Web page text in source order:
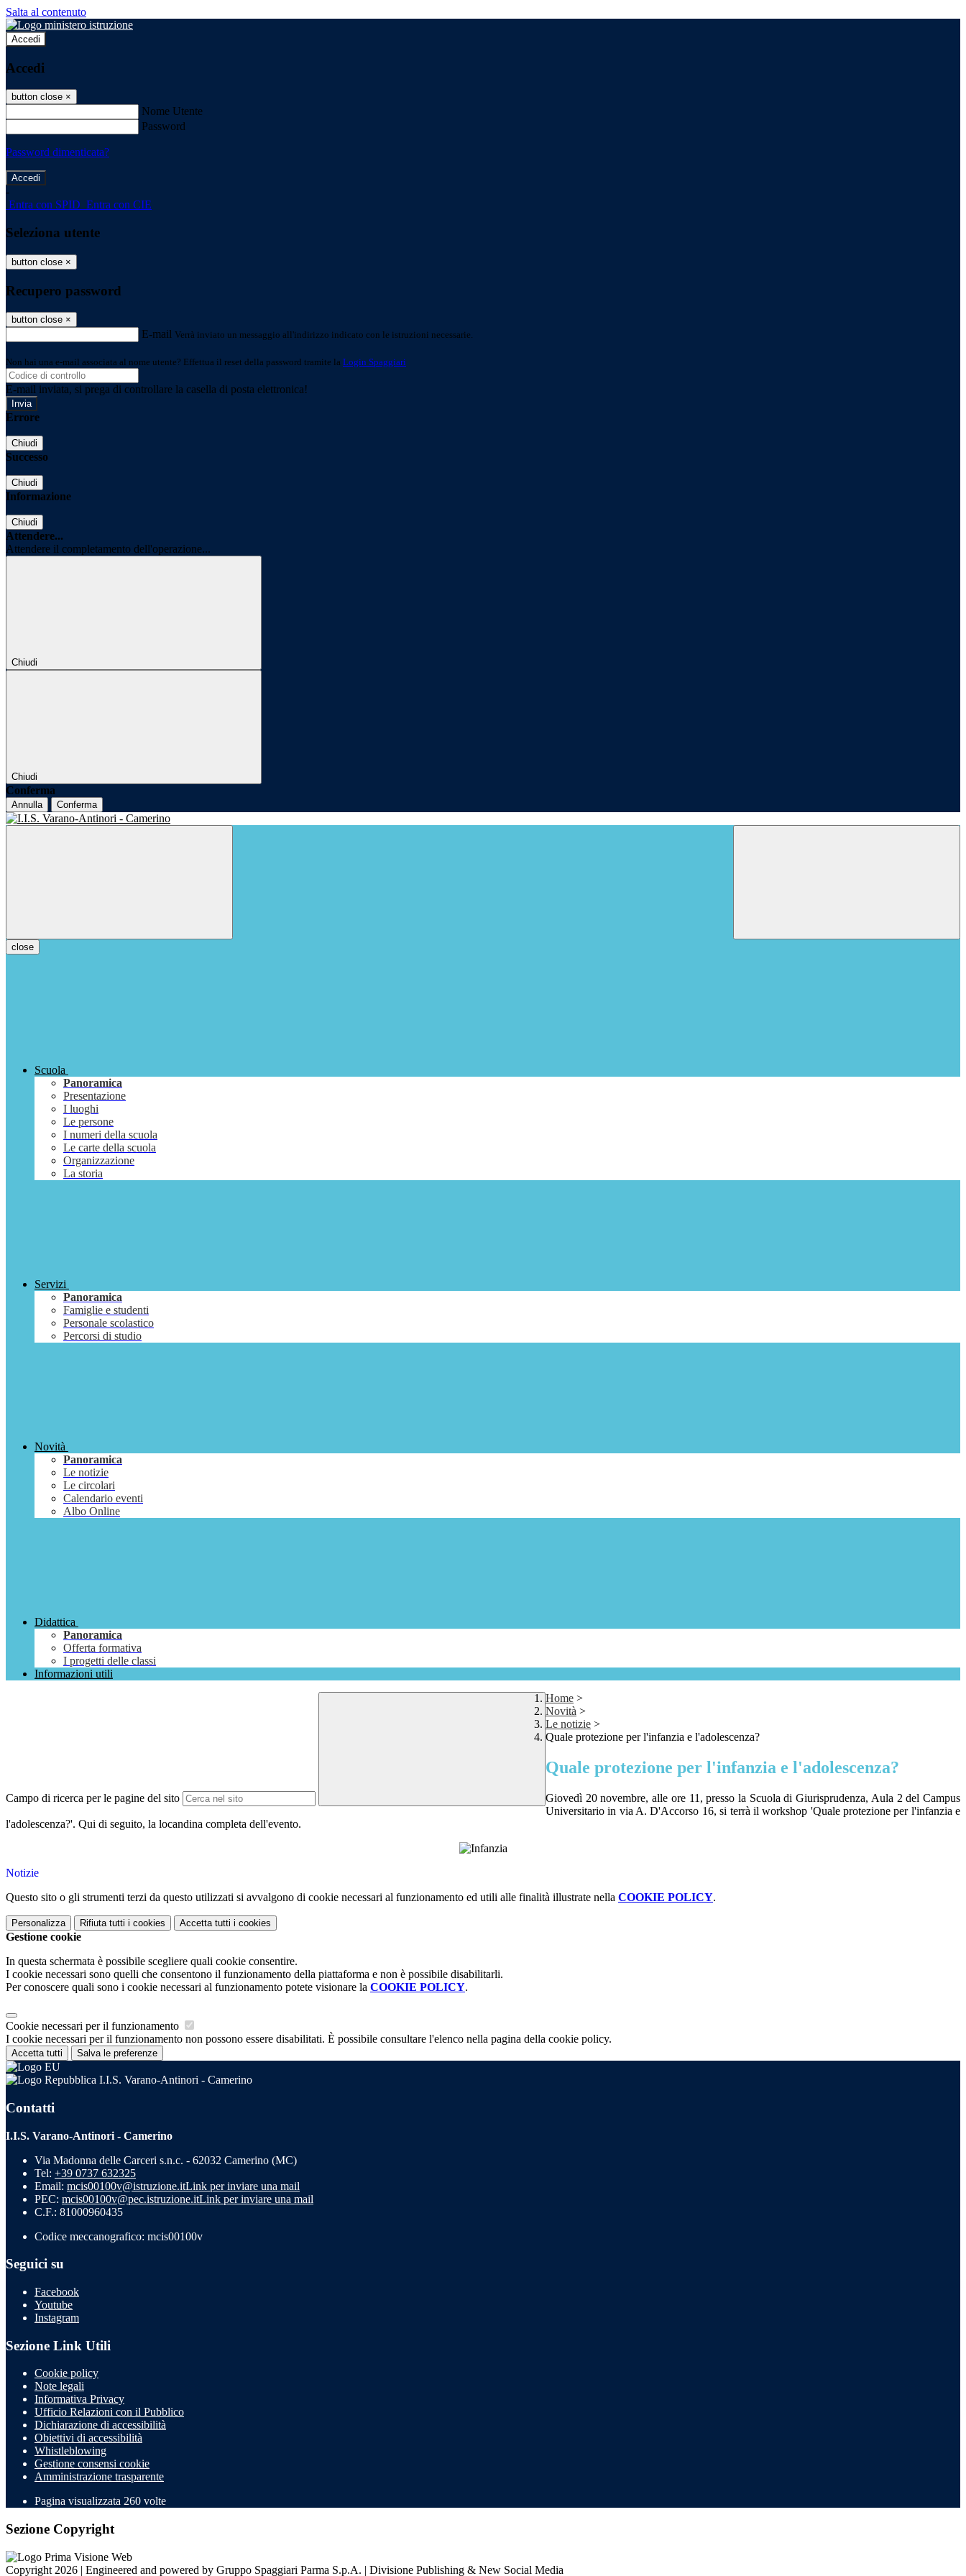
Salta al contenuto
Accedi
Accedi
button close ×
Nome Utente
Password
Password dimenticata?
-
Entra con SPID Entra con CIE
Seleziona utente
button close ×
Recupero password
button close ×
E-mail Verrà inviato un messaggio all'indirizzo indicato con le istruzioni necessarie.
Non hai una e-mail associata al nome utente? Effettua il reset della password tramite la Login Spaggiari
E-mail inviata, si prega di controllare la casella di posta elettronica!
Errore
Chiudi
Successo
Chiudi
Informazione
Chiudi
Attendere...
Attendere il completamento dell'operazione...
Chiudi
Chiudi
Conferma
Annulla Conferma
close
Scuola
Panoramica
Presentazione
I luoghi
Le persone
I numeri della scuola
Le carte della scuola
Organizzazione
La storia
Servizi
Panoramica
Famiglie e studenti
Personale scolastico
Percorsi di studio
Novità
Panoramica
Le notizie
Le circolari
Calendario eventi
Albo Online
Didattica
Panoramica
Offerta formativa
I progetti delle classi
Informazioni utili
Campo di ricerca per le pagine del sito
Home >
Novità >
Le notizie >
Quale protezione per l'infanzia e l'adolescenza?
Quale protezione per l'infanzia e l'adolescenza?
Giovedì 20 novembre, alle ore 11, presso la Scuola di Giurisprudenza, Aula 2 del Campus
Universitario in via A. D'Accorso 16, si terrà il workshop 'Quale protezione per l'infanzia e
l'adolescenza?'. Qui di seguito, la locandina completa dell'evento.
Notizie
Questo sito o gli strumenti terzi da questo utilizzati si avvalgono di cookie necessari al funzionamento ed utili alle finalità illustrate nella COOKIE POLICY.
Personalizza Rifiuta tutti i cookies Accetta tutti i cookies
Gestione cookie
In questa schermata è possibile scegliere quali cookie consentire.
I cookie necessari sono quelli che consentono il funzionamento della piattaforma e non è possibile disabilitarli.
Per conoscere quali sono i cookie necessari al funzionamento potete visionare la COOKIE POLICY.
Cookie necessari per il funzionamento
I cookie necessari per il funzionamento non possono essere disabilitati. È possibile consultare l'elenco nella pagina della cookie policy.
Accetta tutti Salva le preferenze
I.I.S. Varano-Antinori - Camerino
Contatti
I.I.S. Varano-Antinori - Camerino
Via Madonna delle Carceri s.n.c. - 62032 Camerino (MC)
Tel: +39 0737 632325
Email: mcis00100v@istruzione.itLink per inviare una mail
PEC: mcis00100v@pec.istruzione.itLink per inviare una mail
C.F.: 81000960435
Codice meccanografico: mcis00100v
Seguici su
Facebook
Youtube
Instagram
Sezione Link Utili
Cookie policy
Note legali
Informativa Privacy
Ufficio Relazioni con il Pubblico
Dichiarazione di accessibilità
Obiettivi di accessibilità
Whistleblowing
Gestione consensi cookie
Amministrazione trasparente
Pagina visualizzata 260 volte
Sezione Copyright
Copyright 2026 | Engineered and powered by Gruppo Spaggiari Parma S.p.A. | Divisione Publishing & New Social Media